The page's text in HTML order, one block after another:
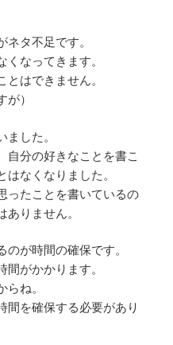
タ不足です。
なってきます。
はできません。
が）
した。
自分の好きなことを書こ
なくなりました。
ったことを書いているの
りません。
のが時間の確保です。
がかかります。
ね。
間を確保する必要があり